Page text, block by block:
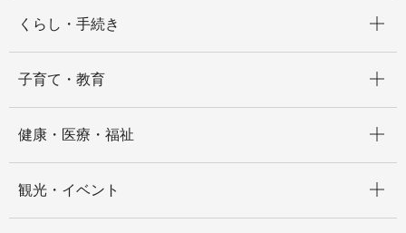
くらし・手続き
子育て・教育
健康・医療・福祉
観光・イベント